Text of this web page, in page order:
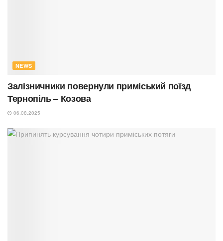
NEWS
Залізничники повернули приміський поїзд
Тернопіль – Козова
06.08.2025